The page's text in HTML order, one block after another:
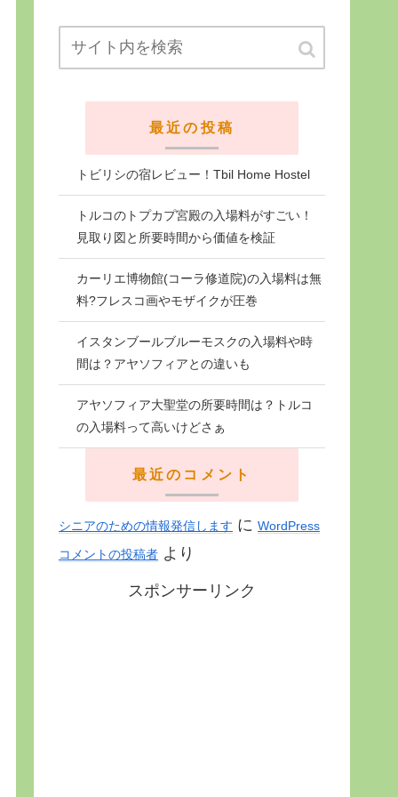
最近の投稿
トビリシの宿レビュー！Tbil Home Hostel
トルコのトプカプ宮殿の入場料がすごい！
見取り図と所要時間から価値を検証
カーリエ博物館(コーラ修道院)の入場料は無
料?フレスコ画やモザイクが圧巻
イスタンブールブルーモスクの入場料や時
間は？アヤソフィアとの違いも
アヤソフィア大聖堂の所要時間は？トルコ
の入場料って高いけどさぁ
最近のコメント
シニアのための情報発信します に WordPress
コメントの投稿者 より
スポンサーリンク